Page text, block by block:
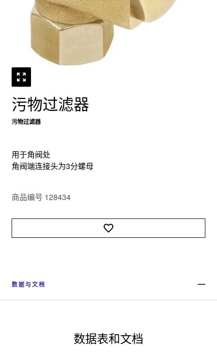
污物过滤器
污物过滤器
1
用于角阀处
角阀端连接头为3分螺母
商品编号 128434
数据与文档
数据表和文档